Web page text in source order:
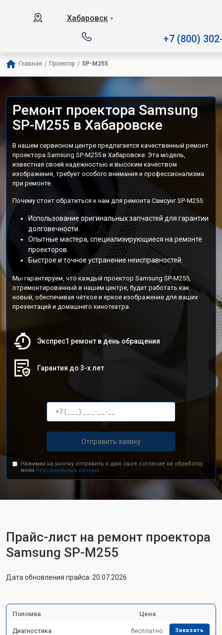
Хабаровск ▼
+7 (800)
Главная / Проектор / SP-M255
Ремонт проектора Samsung
SP-M255 в Хабаровске
В нашем сервисном центре предлагается качественный ремонт
проектора Samsung SP-M255 в Хабаровске. Эта модель,
известная своей надёжностью и высоким качеством
изображения, требует особого внимания и профессионализма
при ремонте.
Почему стоит обратиться к нам для ремонта Самсунг SP-M255:
Использование оригинальных запчастей для гарантии
долговечности.
Опытные мастера, специализирующиеся на ремонте
проекторов.
Быстрое и точное устранение неисправностей.
Мы гарантируем, что каждый проектор Samsung SP-M255,
отремонтированный в нашем центре, будет работать как
новый, обеспечивая чёткое и яркое изображение для ваших
презентаций и домашнего кинотеатра.
Экспрес1 ремонт в день обращения
Гарантия до 3-х лет
Отправить заявку
Нажимая на кнопку отправить я даю свое согласие на обработку
моих персональных данных.
Прайс-лист на ремонт проектора
Samsung SP-M255
Дата обновления прайса: 20.07.2026
Поломка Цена
Диагностика бесплатно Заказать